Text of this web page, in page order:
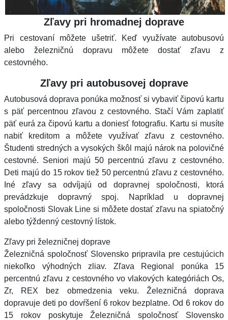
Zľavy pri hromadnej doprave
Pri cestovaní môžete ušetriť. Keď využívate autobusovú
alebo železničnú dopravu môžete dostať zľavu z
cestovného.
Zľavy pri autobusovej doprave
Autobusová doprava ponúka možnosť si vybaviť čipovú kartu
s päť percentnou zľavou z cestovného. Stačí Vám zaplatiť
päť eurá za čipovú kartu a doniesť fotografiu. Kartu si musíte
nabiť kreditom a môžete využívať zľavu z cestovného.
Študenti stredných a vysokých škôl majú nárok na polovičné
cestovné. Seniori majú 50 percentnú zľavu z cestovného.
Deti majú do 15 rokov tiež 50 percentnú zľavu z cestovného.
Iné zľavy sa odvíjajú od dopravnej spoločnosti, ktorá
prevádzkuje dopravný spoj. Napríklad u dopravnej
spoločnosti Slovak Line si môžete dostať zľavu na spiatočný
alebo týždenný cestovný lístok.
Zľavy pri železničnej doprave
Železničná spoločnosť Slovensko pripravila pre cestujúcich
niekoľko výhodných zliav. Zľava Regional ponúka 15
percentnú zľavu z cestovného vo vlakových kategóriách Os,
Zr, REX bez obmedzenia veku. Železničná doprava
dopravuje deti po dovŕšení 6 rokov bezplatne. Od 6 rokov do
15 rokov poskytuje Železničná spoločnosť Slovensko